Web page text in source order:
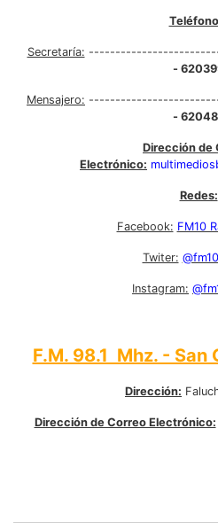
Secretaría:
-
Mensajero:
-
Dirección de
Electrónico:
Redes:
Facebook: FM10
Twiter:
Instagram:
F.M. 98.1 Mhz. - San
Dirección:
Dirección de Correo Electrónico: